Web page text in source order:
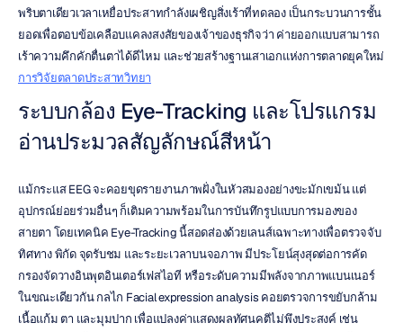
พริบตาเดียวเวลาเหยื่อประสาทกำลังเผชิญสิ่งเร้าที่ทดลอง เป็นกระบวนการชั้น
ยอดเพื่อตอบข้อเคลือบแคลงสงสัยของเจ้าของธุรกิจว่า ค่ายออกแบบสามารถ
การวิจัยตลาดประสาทวิทยา
ระบบกล้อง Eye-Tracking และโปรแกรม
อ่านประมวลสัญลักษณ์สีหน้า
แม้กระแส EEG จะคอยขุดรายงานภาพฝั่งในหัวสมองอย่างขะมักเขม้น แต่
อุปกรณ์ย่อยร่วมอื่นๆ ก็เติมความพร้อมในการบันทึกรูปแบบการมองของ
สายตา โดยเทคนิค Eye-Tracking นี้สอดส่องด้วยเลนส์เฉพาะทางเพื่อตรวจจับ
ทิศทาง พิกัด จุดรับชม และระยะเวลาบนจอภาพ มีประโยน์สุงสุดต่อการคัด
กรองจัดวางอินพุตอินเตอร์เฟสไอที หรือระดับความมีพลังจากภาพแบนเนอร์
ในขณะเดียวกัน กลไก Facial expression analysis คอยตรวจการขยับกล้าม
เนื้อแก้ม ตา และมุมปาก เพื่อแปลงค่าแสดงผลทัศนคติไม่พึงประสงค์ เช่น